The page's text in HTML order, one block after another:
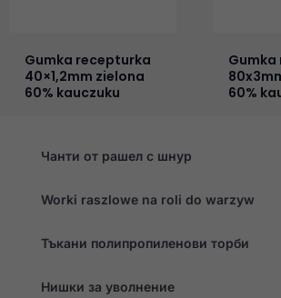
Чанти от рашел с шнур
Worki raszlowe na roli do warzyw
Тъкани полипропиленови торби
Нишки за уволнение
Gumka recepturka
40×1,2mm zielona
60% kauczuku
60%